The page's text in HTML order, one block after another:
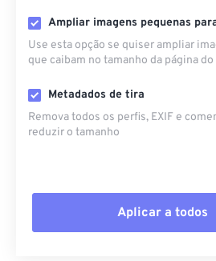
Ampliar imagens pequenas
Use esta opção se quiser ampliar
que caibam no tamanho da página do
Metadados de tira
Remova todos os perfis, EXIF ​​e
reduzir o tamanho
Aplicar a todos